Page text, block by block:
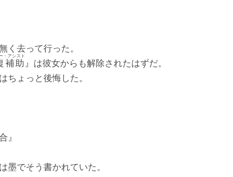
く去って行った。
補助
・アシスト
』は彼女からも解除されたはずだ。
ちょっと後悔した。
』
墨でそう書かれていた。